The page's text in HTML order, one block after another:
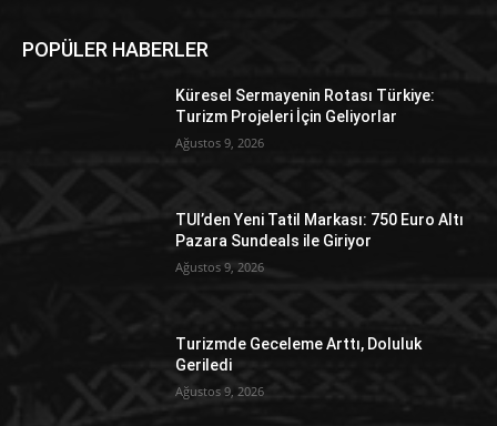
POPÜLER HABERLER
Küresel Sermayenin Rotası Türkiye:
Turizm Projeleri İçin Geliyorlar
Ağustos 9, 2026
TUI’den Yeni Tatil Markası: 750 Euro Altı
Pazara Sundeals ile Giriyor
Ağustos 9, 2026
Turizmde Geceleme Arttı, Doluluk
Geriledi
Ağustos 9, 2026